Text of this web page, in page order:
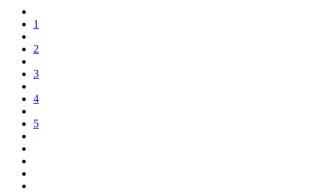
1
2
3
4
5